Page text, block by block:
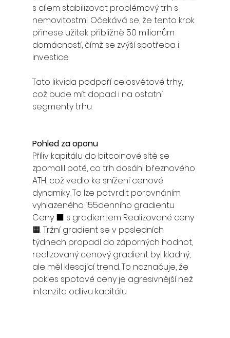
s cílem stabilizovat problémový trh s
nemovitostmi. Očekává se, že tento krok
přinese užitek přibližně 50 milionům
domácností, čímž se zvýší spotřeba i
investice.
Tato likvida podpoří celosvětové trhy,
což bude mít dopad i na ostatní
segmenty trhu.
Pohled za oponu
Příliv kapitálu do bitcoinové sítě se
zpomalil poté, co trh dosáhl březnového
ATH, což vedlo ke snížení cenové
dynamiky. To lze potvrdit porovnáním
vyhlazeného 155denního gradientu
Ceny ⬛ s gradientem Realizované ceny
🟧. Tržní gradient se v posledních
týdnech propadl do záporných hodnot,
realizovaný cenový gradient byl kladný,
ale měl klesající trend. To naznačuje, že
pokles spotové ceny je agresivnější než
intenzita odlivu kapitálu.